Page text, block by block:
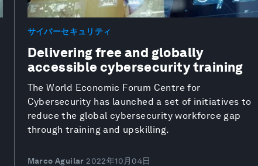
サイバーセキュリティ
Delivering free and globally
accessible cybersecurity training
The World Economic Forum Centre for
Cybersecurity has launched a set of initiatives to
reduce the global cybersecurity workforce gap
through training and upskilling.
Marco Aguilar 2022年10月04日